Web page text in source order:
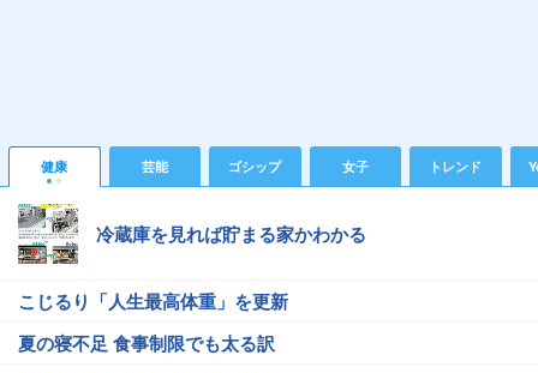
健康 芸能 ゴシップ 女子 トレンド
冷蔵庫を見れば貯まる家かわかる
こじるり「人生最高体重」を更新
夏の寝不足 食事制限でも太る訳